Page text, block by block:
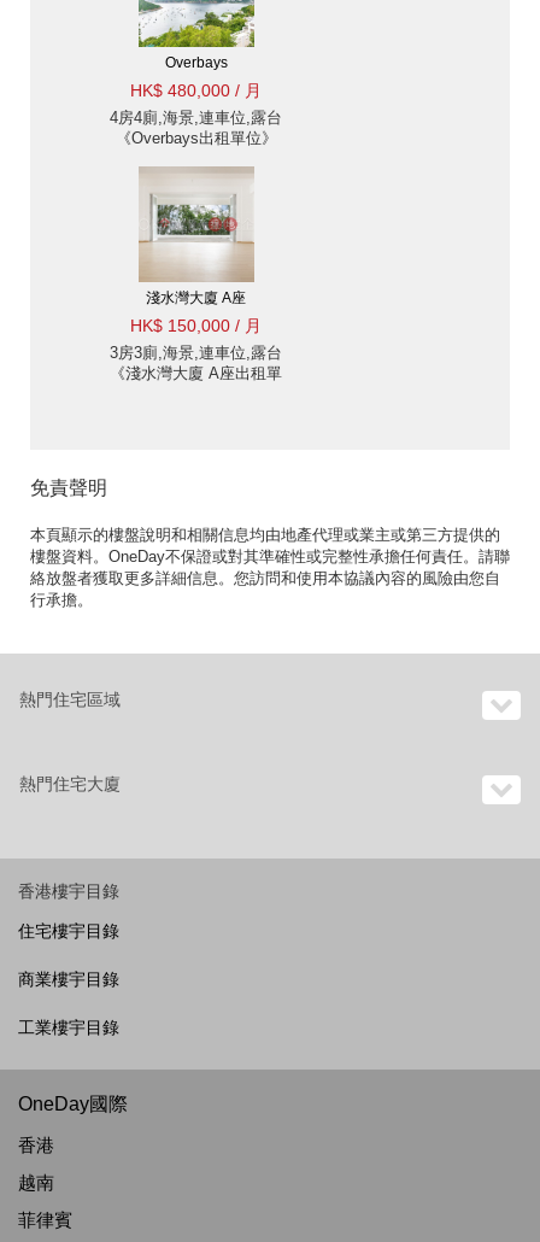
Overbays
HK$ 480,000 / 月
4房4廁,海景,連車位,露台
《Overbays出租單位》
淺水灣大廈 A座
HK$ 150,000 / 月
3房3廁,海景,連車位,露台
《淺水灣大廈 A座出租單
免責聲明
本頁顯示的樓盤說明和相關信息均由地產代理或業主或第三方提供的
樓盤資料。OneDay不保證或對其準確性或完整性承擔任何責任。請聯
絡放盤者獲取更多詳細信息。您訪問和使用本協議內容的風險由您自
行承擔。
熱門住宅區域
熱門住宅大廈
香港樓宇目錄
住宅樓宇目錄
商業樓宇目錄
工業樓宇目錄
OneDay國際
香港
越南
菲律賓